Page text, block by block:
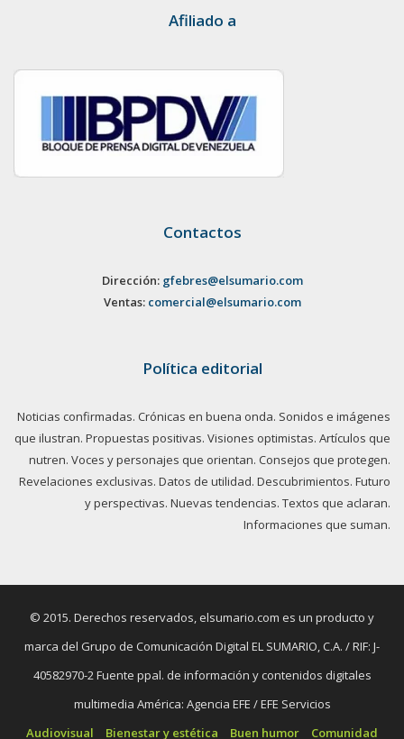
Afiliado a
Contactos
Dirección: gfebres@elsumario.com
Ventas: comercial@elsumario.com
Política editorial
Noticias confirmadas. Crónicas en buena onda. Sonidos e imágenes
que ilustran. Propuestas positivas. Visiones optimistas. Artículos que
nutren. Voces y personajes que orientan. Consejos que protegen.
Revelaciones exclusivas. Datos de utilidad. Descubrimientos. Futuro
y perspectivas. Nuevas tendencias. Textos que aclaran.
Informaciones que suman.
© 2015. Derechos reservados, elsumario.com es un producto y
marca del Grupo de Comunicación Digital EL SUMARIO, C.A. / RIF: J-
40582970-2 Fuente ppal. de información y contenidos digitales
multimedia América: Agencia EFE / EFE Servicios
Audiovisual
Bienestar y estética Buen humor Comunidad